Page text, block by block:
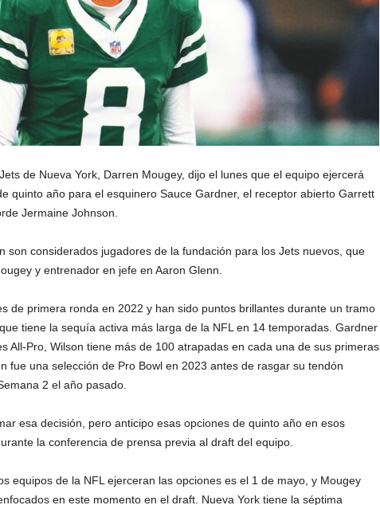
de Nueva York, Darren Mougey, dijo el lunes que el equipo ejercerá
quinto año para el esquinero Sauce Gardner, el receptor abierto Garrett
Jermaine Johnson.
son considerados jugadores de la fundación para los Jets nuevos, que
y entrenador en jefe en Aaron Glenn.
de primera ronda en 2022 y han sido puntos brillantes durante un tramo
tiene la sequía activa más larga de la NFL en 14 temporadas. Gardner
All-Pro, Wilson tiene más de 100 atrapadas en cada una de sus primeras
fue una selección de Pro Bowl en 2023 antes de rasgar su tendón
2 el año pasado.
esa decisión, pero anticipo esas opciones de quinto año en esos
la conferencia de prensa previa al draft del equipo.
equipos de la NFL ejerceran las opciones es el 1 de mayo, y Mougey
en este momento en el draft. Nueva York tiene la séptima